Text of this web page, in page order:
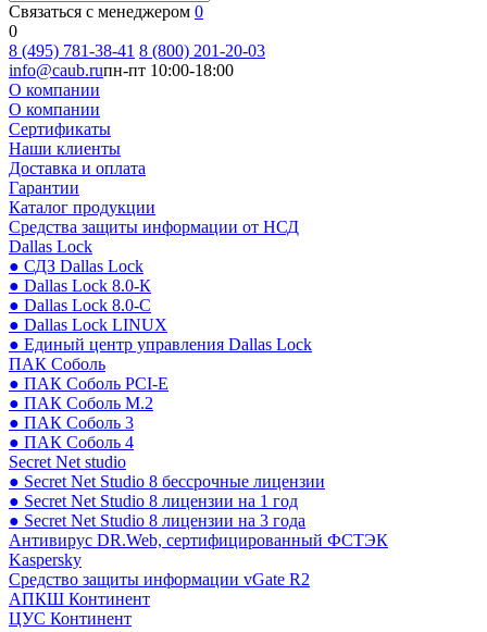
Связаться с менеджером 0
0
8 (495) 781-38-41 8 (800) 201-20-03
info@caub.ruпн-пт 10:00-18:00
О компании
О компании
Сертификаты
Наши клиенты
Доставка и оплата
Гарантии
Каталог продукции
Средства защиты информации от НСД
Dallas Lock
● СДЗ Dallas Lock
● Dallas Lock 8.0-К
● Dallas Lock 8.0-С
● Dallas Lock LINUX
● Единый центр управления Dallas Lock
ПАК Соболь
● ПАК Соболь PCI-E
● ПАК Соболь М.2
● ПАК Соболь 3
● ПАК Соболь 4
Secret Net studio
● Secret Net Studio 8 бессрочные лицензии
● Secret Net Studio 8 лицензии на 1 год
● Secret Net Studio 8 лицензии на 3 года
Антивирус DR.Web, сертифицированный ФСТЭК
Kaspersky
Средство защиты информации vGate R2
АПКШ Континент
ЦУС Континент